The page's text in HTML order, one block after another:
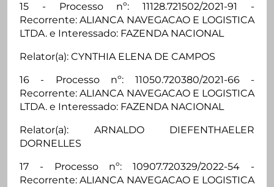
15 - Processo nº: 11128.721502/2021-91 -
Recorrente: ALIANCA NAVEGACAO E LOGISTICA
LTDA. e Interessado: FAZENDA NACIONAL
Relator(a): CYNTHIA ELENA DE CAMPOS
16 - Processo nº: 11050.720380/2021-66 -
Recorrente: ALIANCA NAVEGACAO E LOGISTICA
LTDA. e Interessado: FAZENDA NACIONAL
Relator(a): ARNALDO DIEFENTHAELER
DORNELLES
17 - Processo nº: 10907.720329/2022-54 -
Recorrente: ALIANCA NAVEGACAO E LOGISTICA